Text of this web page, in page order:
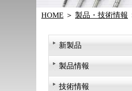
HOME 製品・技術情報
新製品
製品情報
技術情報